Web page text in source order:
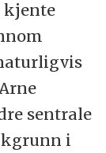
kjente
sentrale
i